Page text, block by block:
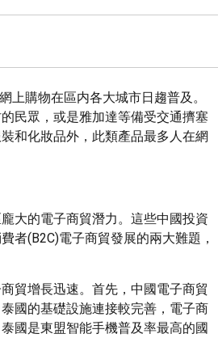
上購物在區内各大城市日趨普及。
民眾，或是雅加達等備受交通擠塞
和化妝品外，此類產品最多人在網
大的電子商貿潛力。這些中國投資
者(B2C)電子商貿發展的兩大難題，
貿增長迅速。首先，中國電子商貿
國的基礎設施連接較完善，電子商
國是東盟智能手機普及率最高的國